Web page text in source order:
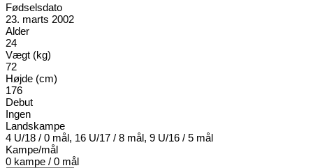
Fødselsdato
23. marts 2002
Alder
24
Vægt (kg)
72
Højde (cm)
176
Debut
Ingen
Landskampe
4 U/18 / 0 mål, 16 U/17 / 8 mål, 9 U/16 / 5 mål
Kampe/mål
0 kampe / 0 mål